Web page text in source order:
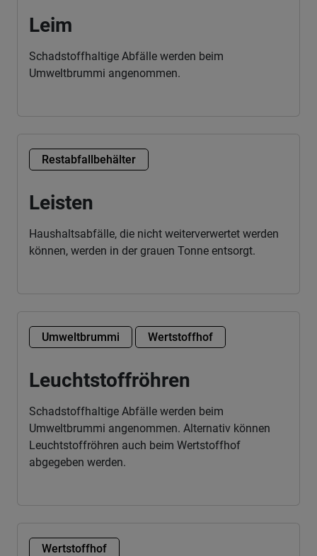
Leim
Schadstoffhaltige Abfälle werden beim
Umweltbrummi angenommen.
Restabfallbehälter
Leisten
Haushaltsabfälle, die nicht weiterverwertet werden
können, werden in der grauen Tonne entsorgt.
Umweltbrummi Wertstoffhof
Leuchtstoffröhren
Schadstoffhaltige Abfälle werden beim
Umweltbrummi angenommen. Alternativ können
Leuchtstoffröhren auch beim Wertstoffhof
abgegeben werden.
Wertstoffhof